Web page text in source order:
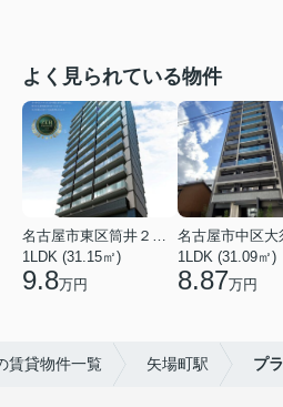
よく見られている物件
名古屋市東区筒井２丁目
1LDK (31.15㎡)
9.8万円
1LDK (31.09㎡)
8.87万円
賃貸物件一覧 矢場町駅 プ